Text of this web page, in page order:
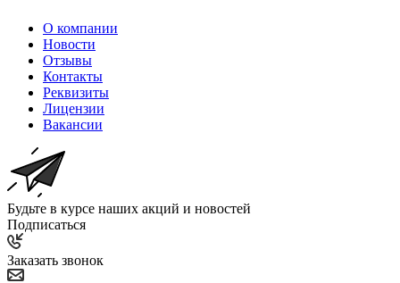
О компании
Новости
Отзывы
Контакты
Реквизиты
Лицензии
Вакансии
Будьте в курсе наших акций и новостей
Подписаться
Заказать звонок